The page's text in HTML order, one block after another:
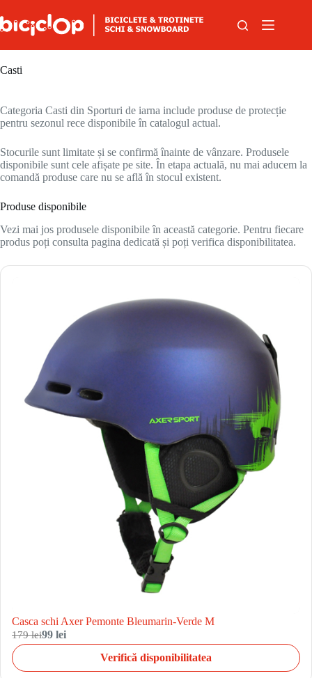
Casti
Categoria Casti din Sporturi de iarna include produse de protecție
pentru sezonul rece disponibile în catalogul actual.
Stocurile sunt limitate și se confirmă înainte de vânzare. Produsele
disponibile sunt cele afișate pe site. În etapa actuală, nu mai aducem la
comandă produse care nu se află în stocul existent.
Produse disponibile
Vezi mai jos produsele disponibile în această categorie. Pentru fiecare
produs poți consulta pagina dedicată și poți verifica disponibilitatea.
Casca schi Axer Pemonte Bleumarin-Verde M
179 lei99 lei
Verifică disponibilitatea